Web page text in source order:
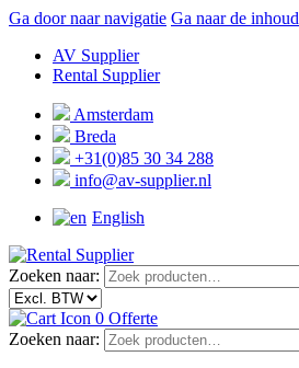
Ga door naar navigatie Ga naar de inhoud
AV Supplier
Rental Supplier
Amsterdam
Breda
+31(0)85 30 34 288
info@av-supplier.nl
English
Zoeken naar:
0 Offerte
Zoeken naar: